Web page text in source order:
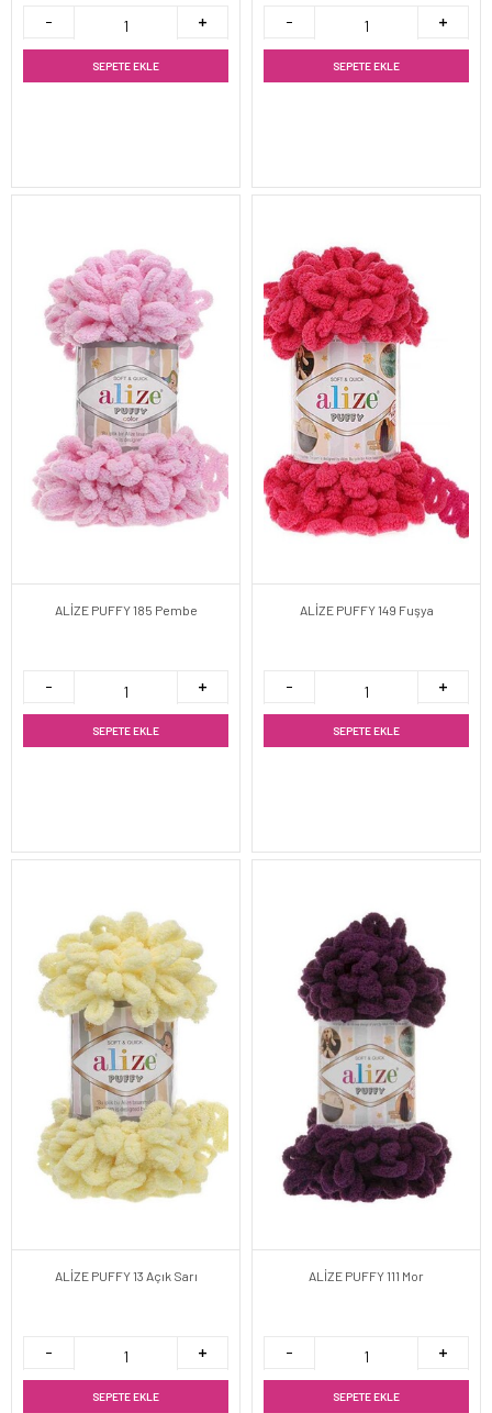
SEPETE EKLE SEPETE EKLE
ALİZE PUFFY 185 Pembe
SEPETE EKLE
ALİZE PUFFY 149 Fuşya
SEPETE EKLE
ALİZE PUFFY 13 Açık Sarı
SEPETE EKLE
ALİZE PUFFY 111 Mor
SEPETE EKLE